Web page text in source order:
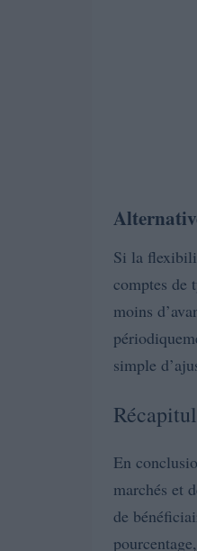
Si la
comptes de
moins
simple
En
marchés et
de